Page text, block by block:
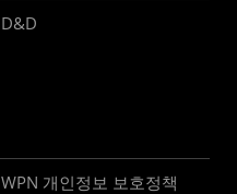
D&D
WPN 개인정보 보호정책